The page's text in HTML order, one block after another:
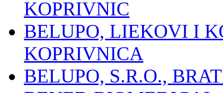
KOPRIVNIC
BELUPO, LIEKOVI I
KOPRIVNICA
BELUPO, S.R.O.,